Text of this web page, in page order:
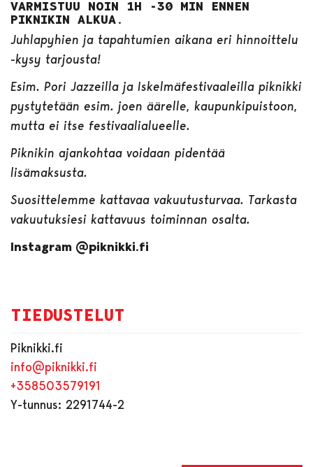
VARMISTUU NOIN 1H -30 MIN ENNEN
PIKNIKIN ALKUA.
Juhlapyhien ja tapahtumien aikana eri hinnoittelu
-kysy tarjousta!
Esim. Pori Jazzeilla ja Iskelmäfestivaaleilla piknikki
pystytetään esim. joen äärelle, kaupunkipuistoon,
mutta ei itse festivaalialueelle.
Piknikin ajankohtaa voidaan pidentää
lisämaksusta.
Suosittelemme kattavaa vakuutusturvaa. Tarkasta
vakuutuksiesi kattavuus toiminnan osalta.
Instagram @piknikki.fi
TIEDUSTELUT
Piknikki.fi
info@piknikki.fi
+358503579191
Y-tunnus: 2291744-2